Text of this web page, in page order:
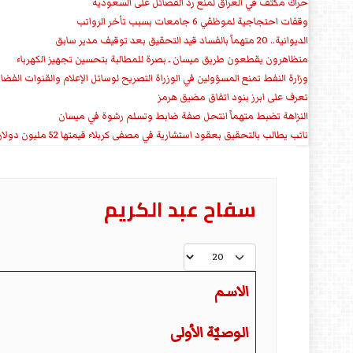
وقفات احتجاجية لموظفي 6 جامعات بسبب تأخر الرواتب
الديوانية.. 20 متهماً بالفساد قيد التحقيق بعد توقيف مدير سابق
متظاهرون يقطعون طريق ميسان ـ بصرة للمطالبة بتحسين تجهيز الكهرباء
وزارة النفط تمنع المسؤولين في الوزراة التصريح لوسائل الإعلام والقنوات
تعرف على ابرز بنود اتفاق مضيق هرمز
النزاهة تضبط متهماً انتحل صفة ضابط وتسلم رشوة في ميسان
نائب يطالب بالتحقيق بعقود استشارية في مصفى كربلاء قيمتها 52 مليون دولار سنوياً
سفاح عبد الكريم
عدد الإظهارات:
الاسم
الوصيٌة الأولى